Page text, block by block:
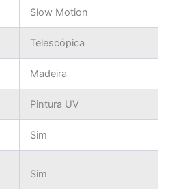
Slow Motion
Telescópica
Madeira
Pintura UV
Sim
Sim